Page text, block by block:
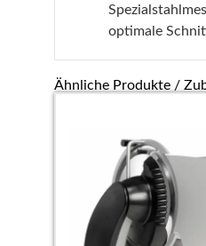
optimale
Ähnliche Produkte /